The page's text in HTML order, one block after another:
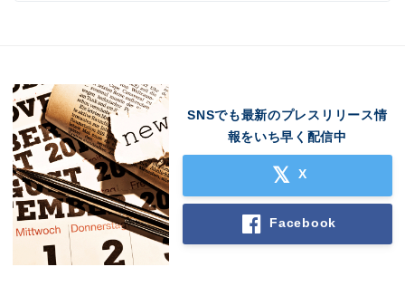
SNSでも最新のプレスリリース情
報をいち早く配信中
X
Facebook